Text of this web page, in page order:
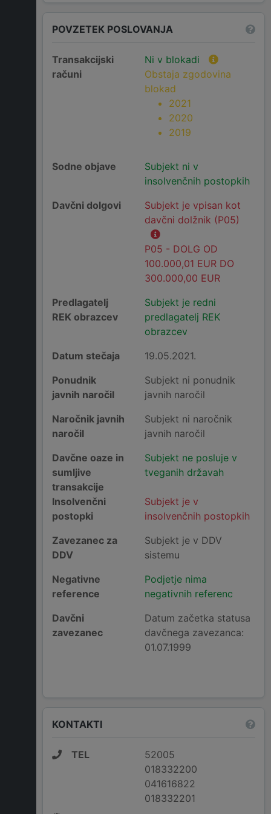
POVZETEK POSLOVANJA
Transakcijski
računi
Ni v blokadi
Obstaja zgodovina
blokad
2021
2020
2019
Sodne objave
Subjekt ni v
insolvenčnih postopkih
Davčni dolgovi
Subjekt je vpisan kot
davčni dolžnik (P05)
P05 - DOLG OD
100.000,01 EUR DO
300.000,00 EUR
Predlagatelj
REK obrazcev
Subjekt je redni
predlagatelj REK
obrazcev
Datum stečaja
19.05.2021.
Ponudnik
javnih naročil
Subjekt ni ponudnik
javnih naročil
Naročnik javnih
naročil
Subjekt ni naročnik
javnih naročil
Davčne oaze in
sumljive
transakcije
Subjekt ne posluje v
tveganih državah
Insolvenčni
postopki
Subjekt je v
insolvenčnih postopkih
Zavezanec za
DDV
Subjekt je v DDV
sistemu
Negativne
reference
Podjetje nima
negativnih referenc
Davčni
zavezanec
Datum začetka statusa
davčnega zavezanca:
01.07.1999
KONTAKTI
TEL
52005
018332200
041616822
018332201